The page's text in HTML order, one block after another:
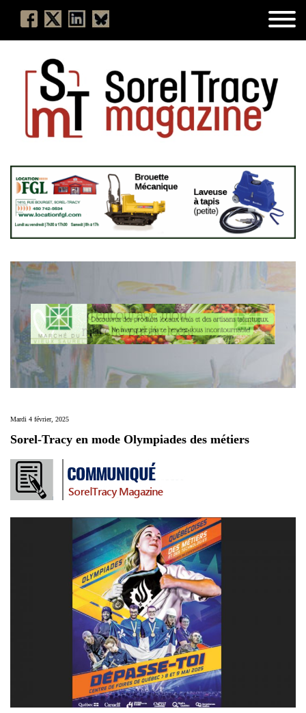
Mardi 4 février, 2025
Sorel-Tracy en mode Olympiades des métiers